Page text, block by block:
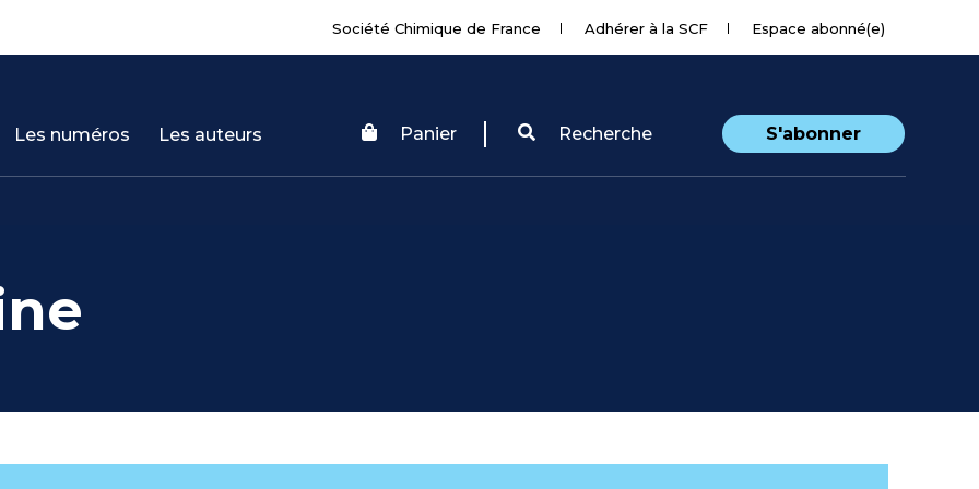
Société Chimique de France Adhérer à la SCF Espace abonné(e)
Les numéros Les auteurs Panier Recherche S'abonner